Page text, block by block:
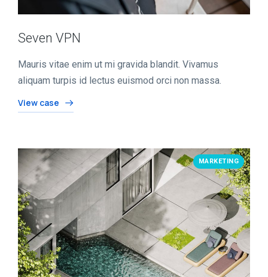
Seven VPN
Mauris vitae enim ut mi gravida blandit. Vivamus
aliquam turpis id lectus euismod orci non massa.
View case
MARKETING